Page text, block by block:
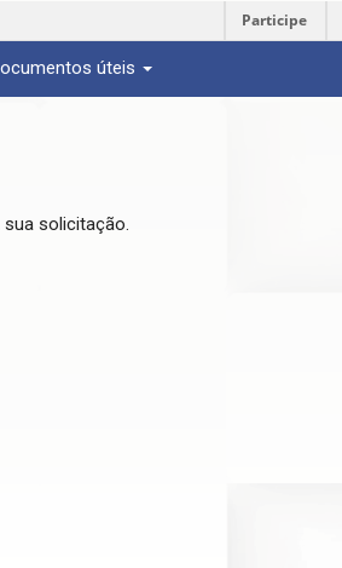
Participe
úteis
solicitação.